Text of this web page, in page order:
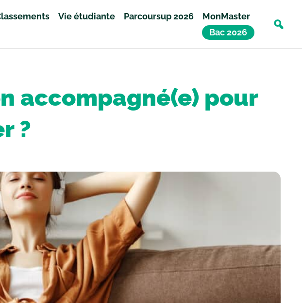
Vie étudiante Parcoursup 2026
MonMaster
Bac 2026
accompagné(e) pour
?